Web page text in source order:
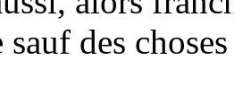
sauf des